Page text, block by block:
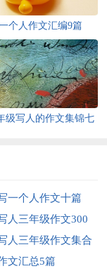
个人作文汇编9篇
级写人的作文集锦七
一个人作文十篇
人三年级作文300
人三年级作文集合
文汇总5篇